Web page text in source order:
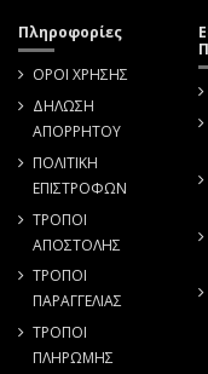
Πληροφορίες
ΟΡΟΙ ΧΡΗΣΗΣ
ΔΗΛΩΣΗ
ΑΠΟΡΡΗΤΟΥ
ΠΟΛΙΤΙΚΗ
ΕΠΙΣΤΡΟΦΩΝ
ΤΡΟΠΟΙ
ΑΠΟΣΤΟΛΗΣ
ΤΡΟΠΟΙ
ΠΑΡΑΓΓΕΛΙΑΣ
ΤΡΟΠΟΙ
ΠΛΗΡΩΜΗΣ